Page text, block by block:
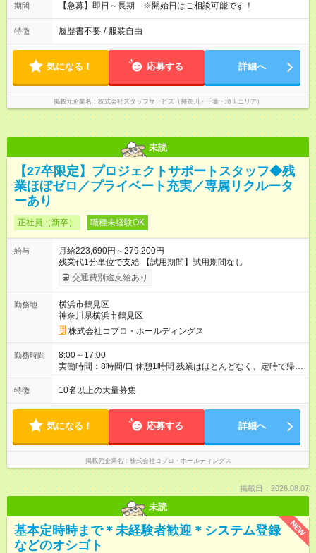
期間 【急募】即日～長期 ※開始日はご相談可能です！
特徴 履歴書不要 / 服装自由
気になる！ 応募する 詳細へ
掲載元企業名 株式会社スタッフサービス（神奈川・千葉・埼玉エリア）
未読
【27卒限定】プロジェクトサポートスタッフ◆残
業ほぼゼロ／プライベート充実／専属リクルータ
ーあり
正社員（新卒） 職種未経験OK
給与
月給223,690円～279,200円
残業代1分単位で支給 【試用期間】試用期間なし
交通費別途支給あり
勤務地
横浜市鶴見区
神奈川県横浜市鶴見区
株式会社コプロ・ホールディングス
勤務時間
8:00～17:00
実働時間：8時間/日 休憩1時間 残業はほとんどなく、定時で帰れ
る日が多い働き方です。 毎日の業務は進捗管理や事務が中心な
ので、 「今日やるべき仕事」が終われば、自然と区切りをつけ
方を大切にしています。
特徴 10名以上の大量募集
気になる！ 応募する 詳細へ
掲載元企業名 株式会社コプロ・ホールディングス
掲載日：2026.08.07
未読
NEW
基本定時時まで＊未経験者歓迎＊システム登録
などのオシゴト